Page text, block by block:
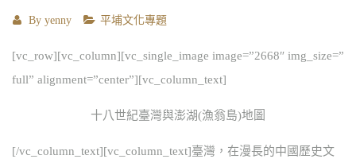
By yenny 平埔文化專題
[vc_row][vc_column][vc_single_image image=”2668″ img_size=”
full” alignment=”center”][vc_column_text]
十八世紀臺灣與澎湖(漁翁島)地圖
[/vc_column_text][vc_column_text]臺灣，在漫長的中國歷史文